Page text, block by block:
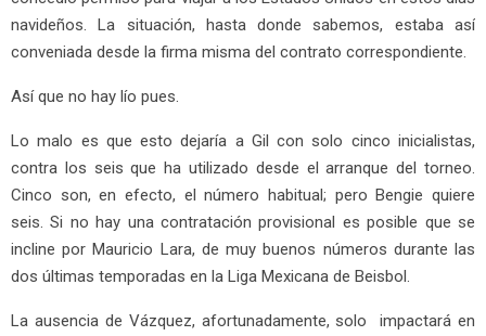
navideños. La situación, hasta donde sabemos, estaba así
conveniada desde la firma misma del contrato correspondiente.
Así que no hay lío pues.
Lo malo es que esto dejaría a Gil con solo cinco inicialistas,
contra los seis que ha utilizado desde el arranque del torneo.
Cinco son, en efecto, el número habitual; pero Bengie quiere
seis. Si no hay una contratación provisional es posible que se
incline por Mauricio Lara, de muy buenos números durante las
dos últimas temporadas en la Liga Mexicana de Beisbol.
La ausencia de Vázquez, afortunadamente, solo impactará en